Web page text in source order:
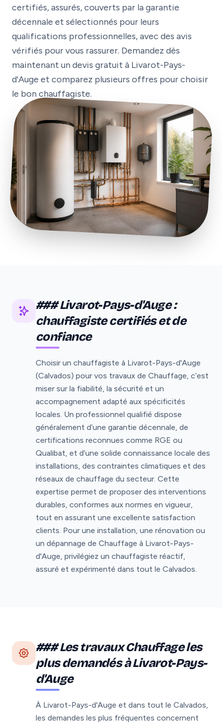
certifiés, assurés, couverts par la garantie
décennale et sélectionnés pour leurs
qualifications professionnelles, avec des avis
vérifiés pour vous rassurer. Demandez dès
maintenant un devis gratuit à Livarot-Pays-
d'Auge et comparez plusieurs offres pour choisir
le bon chauffagiste.
### Livarot-Pays-d'Auge :
chauffagiste certifiés et de
confiance
Choisir un chauffagiste à Livarot-Pays-d'Auge
(Calvados) pour vos travaux de Chauffage, c’est
miser sur la fiabilité, la sécurité et un
accompagnement adapté aux spécificités
locales. Un professionnel qualifié dispose
généralement d’une garantie décennale, de
certifications reconnues comme RGE ou
Qualibat, et d’une solide connaissance locale des
installations, des contraintes climatiques et des
réseaux de chauffage du secteur. Cette
expertise permet de proposer des interventions
durables, conformes aux normes en vigueur,
tout en assurant une excellente satisfaction
clients. Pour une installation, une rénovation ou
un dépannage de Chauffage à Livarot-Pays-
d'Auge, privilégiez un chauffagiste réactif,
assuré et expérimenté dans tout le Calvados.
### Les travaux Chauffage les
plus demandés à Livarot-Pays-
d'Auge
À Livarot-Pays-d'Auge et dans tout le Calvados,
les demandes les plus fréquentes concernent